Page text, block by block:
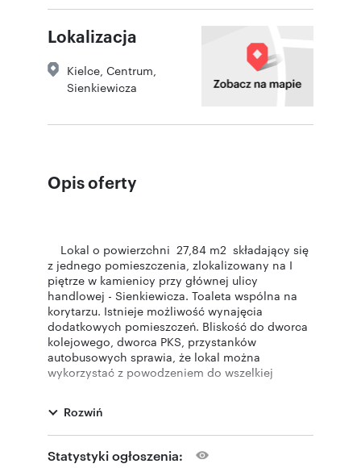
Lokalizacja
Kielce Centrum
Sienkiewicza
Opis oferty
Lokal o powierzchni 27,84 m2 składający się
z jednego pomieszczenia, zlokalizowany na I
piętrze w kamienicy przy głównej ulicy
handlowej - Sienkiewicza. Toaleta wspólna na
korytarzu. Istnieje możliwość wynajęcia
dodatkowych pomieszczeń. Bliskość do dworca
kolejowego, dworca PKS, przystanków
autobusowych sprawia, że lokal można
wykorzystać z powodzeniem do wszelkiej
Czynsz najmu wynosi 25 PLN netto/m2 - 696
PLN netto (856,08 PLN brutto) + 7,5 PLN
brutto/m2 za ogrzewanie +prąd + woda wg
wskazań licznika oraz śmieci. Kaucja
Rozwiń
Statystyki ogłoszenia: